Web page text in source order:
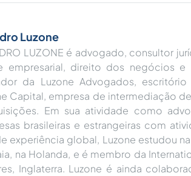
Luzone
LUZONE é advogado, consultor
empresarial, direito dos negócios
da Luzone Advogados,
Capital, empresa de intermediação
Em sua atividade como
brasileiras e estrangeiras com
experiência global, Luzone estudou
na Holanda, e é membro da
Inglaterra. Luzone é ainda